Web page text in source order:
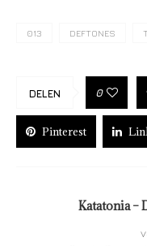
013 DEFTONES
DELEN 0
Pinterest
Katatonia –